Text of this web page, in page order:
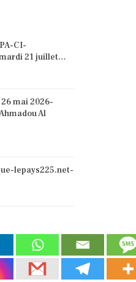
CI-
21 juillet…
mai 2026-
Al
lepays225.net-